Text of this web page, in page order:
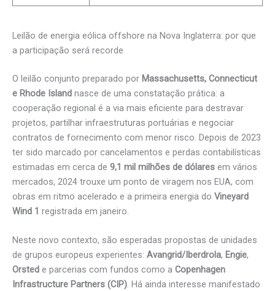
Leilão de energia eólica offshore na Nova Inglaterra: por que
a participação será recorde
O leilão conjunto preparado por Massachusetts, Connecticut
e Rhode Island nasce de uma constatação prática: a
cooperação regional é a via mais eficiente para destravar
projetos, partilhar infraestruturas portuárias e negociar
contratos de fornecimento com menor risco. Depois de 2023
ter sido marcado por cancelamentos e perdas contabilísticas
estimadas em cerca de 9,1 mil milhões de dólares em vários
mercados, 2024 trouxe um ponto de viragem nos EUA, com
obras em ritmo acelerado e a primeira energia do Vineyard
Wind 1 registrada em janeiro.
Neste novo contexto, são esperadas propostas de unidades
de grupos europeus experientes: Avangrid/Iberdrola, Engie,
Orsted e parcerias com fundos como a Copenhagen
Infrastructure Partners (CIP). Há ainda interesse manifestado